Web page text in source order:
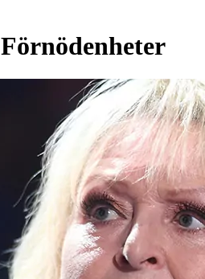
Förnödenheter